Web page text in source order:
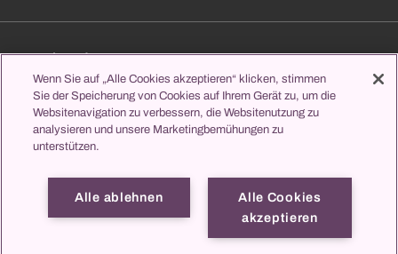
Zuweisende
Jobs & Karriere
Lernen & Studieren
Wenn Sie auf „Alle Cookies akzeptieren“ klicken, stimmen
Sie der Speicherung von Cookies auf Ihrem Gerät zu, um die
Websitenavigation zu verbessern, die Websitenutzung zu
analysieren und unsere Marketingbemühungen zu
unterstützen.
Alle Cookies
akzeptieren
Alle ablehnen